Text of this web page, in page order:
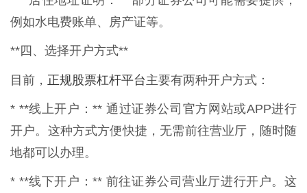
例如水电费账单、房产证等。
**四、选择开户方式**
目前， 正规股票杠杆平台主要有两种开户方式：
* **线上开户：** 通过证券公司官方网站或APP进行
开户。这种方式方便快捷，无需前往营业厅，随时随
地都可以办理。
* **线下开户：** 前往证券公司营业厅进行开户。这